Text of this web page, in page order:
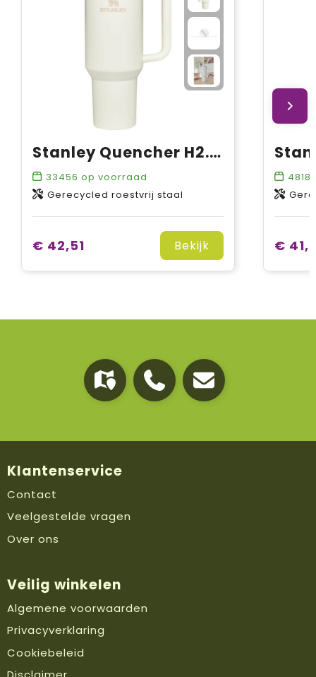
Stanley Quencher H2.0 1200 ml beker
33456 op voorraad
Gerecycled roestvrij staal
€ 42,51 Bekijk
4818
€
Klantenservice
Contact
Veelgestelde vragen
Over ons
Veilig winkelen
Algemene voorwaarden
Privacyverklaring
Cookiebeleid